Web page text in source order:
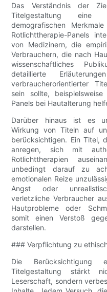
Das Verständnis der
Titelgestaltung eine
demografischen
Rotlichttherapie-Panels
von Medizinern, die
Verbrauchern, die nach
wissenschaftliches
detaillierte
verbraucherorientierter
sein sollte,
Panels bei Hautalterung
Darüber hinaus ist es
Wirkung von Titeln auf
berücksichtigen. Ein Titel,
anregen, sich mit
Rotlichttherapien
unbedingt darauf zu
emotionalen Reize
Angst oder
verletzliche Verbraucher
Hautprobleme oder
somit einen Verstoß
darstellen.
### Verpflichtung zu
Die
Titelgestaltung stärkt
Leserschaft, sondern